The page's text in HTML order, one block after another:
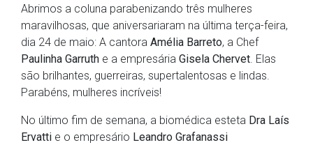
Abrimos a coluna parabenizando três mulheres
maravilhosas, que aniversariaram na última terça-feira,
dia 24 de maio: A cantora Amélia Barreto, a Chef
Paulinha Garruth e a empresária Gisela Chervet. Elas
são brilhantes, guerreiras, supertalentosas e lindas.
Parabéns, mulheres incríveis!
No último fim de semana, a biomédica esteta Dra Laís
Ervatti e o empresário Leandro Grafanassi